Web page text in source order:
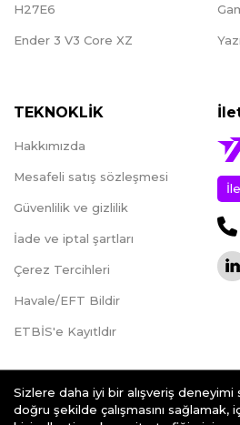
H27E6
Ender 3 V3 Core XZ
TEKNOKLİK
Hakkımızda
Mesafeli satış sözleşmesi
Güvenlilik ve gizlilik
İade ve iptal şartları
Çerez Tercihleri
Havale/EFT Bildir
ETBİS'e Kayıtldır
Sizlere daha iyi bir alışveriş
doğru şekilde çalışmasını sağlamak,